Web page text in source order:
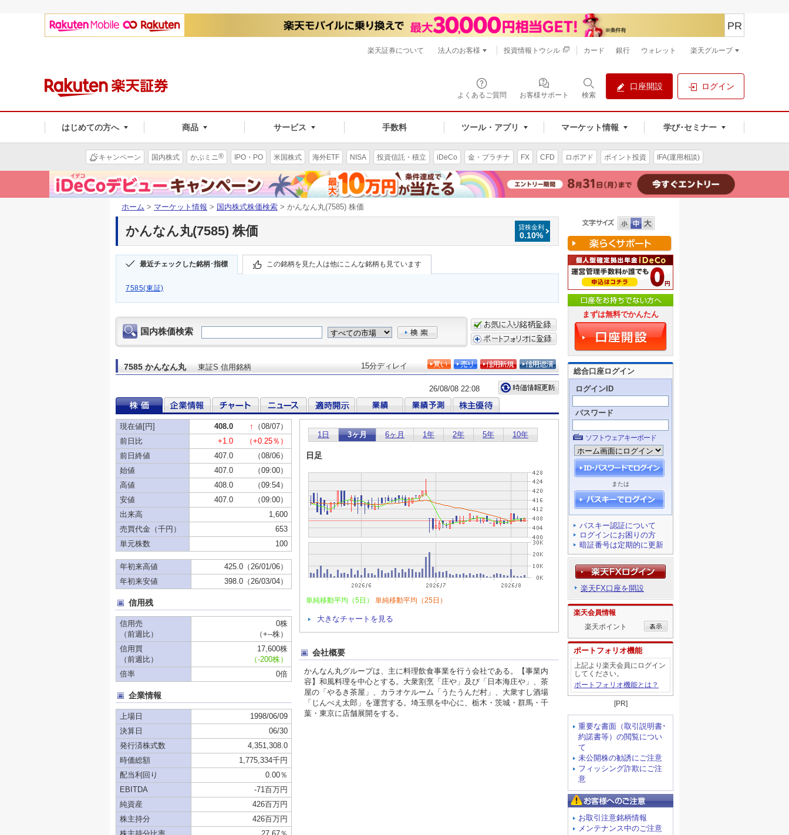
よくあるご質問 お客様サポート 検索
口座開設 ログイン
はじめての方へ 商品 サービス 手数料 ツール・アプリ マーケット情報 学び･セミナー
PR
楽天証券について 法人のお客様 投資情報トウシル カード 銀行 ウォレット 楽天グループ
キャンペーン 国内株式 かぶミニ® IPO・PO 米国株式 海外ETF NISA 投資信託・積立 iDeCo 金・プラチナ FX CFD ロボアド ポイント投資 IFA(運用相談)
ホーム > マーケット情報 > 国内株式株価検索 > かんなん丸(7585) 株価
貸株金利
0.10%
かんなん丸(7585) 株価
最近チェックした銘柄･指標 この銘柄を見た人は他にこんな銘柄も見ています
7585(東証)
まずは無料でかんたん
総合口座ログイン
ログインID
パスワード
ソフトウェアキーボード
または
パスキー認証について
ログインにお困りの方
暗証番号は定期的に更新
楽天FX口座を開設
楽天会員情報
楽天ポイント
ポートフォリオ機能
上記より楽天会員にログイン
してください。
ポートフォリオ機能とは？
[PR]
重要な書面（取引説明書･
約諾書等）の閲覧につい
て
未公開株の勧誘にご注意
フィッシング詐欺にご注
意
お取引注意銘柄情報
メンテナンス中のご注意